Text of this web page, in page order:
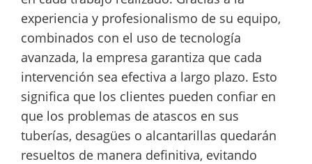
experiencia y profesionalismo de su equipo,
combinados con el uso de tecnología
avanzada, la empresa garantiza que cada
intervención sea efectiva a largo plazo. Esto
significa que los clientes pueden confiar en
que los problemas de atascos en sus
tuberías, desagües o alcantarillas quedarán
resueltos de manera definitiva, evitando